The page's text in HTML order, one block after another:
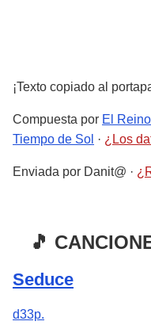
¡Texto copiado al
Compuesta por El
Tiempo de Sol · ¿Los
Enviada por Danit@ ·
🎵
Seduce
d33p.